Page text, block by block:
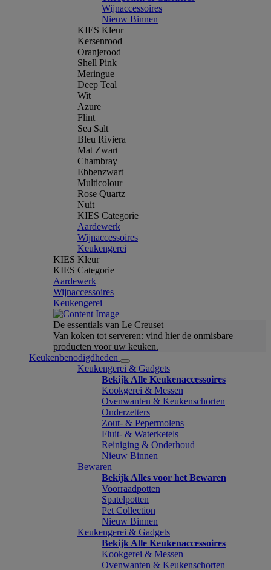
Wijnaccessoires
Nieuw Binnen
KIES Kleur
Kersenrood
Oranjerood
Shell Pink
Meringue
Deep Teal
Wit
Azure
Flint
Sea Salt
Bleu Riviera
Mat Zwart
Chambray
Ebbenzwart
Multicolour
Rose Quartz
Nuit
KIES Categorie
Aardewerk
Wijnaccessoires
Keukengerei
KIES Kleur
KIES Categorie
Aardewerk
Wijnaccessoires
Keukengerei
De essentials van Le Creuset
Van koken tot serveren: vind hier de onmisbare
producten voor uw keuken.
Keukenbenodigdheden
Keukengerei & Gadgets
Bekijk Alle Keukenaccessoires
Kookgerei & Messen
Ovenwanten & Keukenschorten
Onderzetters
Zout- & Pepermolens
Fluit- & Waterketels
Reiniging & Onderhoud
Nieuw Binnen
Bewaren
Bekijk Alles voor het Bewaren
Voorraadpotten
Spatelpotten
Pet Collection
Nieuw Binnen
Keukengerei & Gadgets
Bekijk Alle Keukenaccessoires
Kookgerei & Messen
Ovenwanten & Keukenschorten